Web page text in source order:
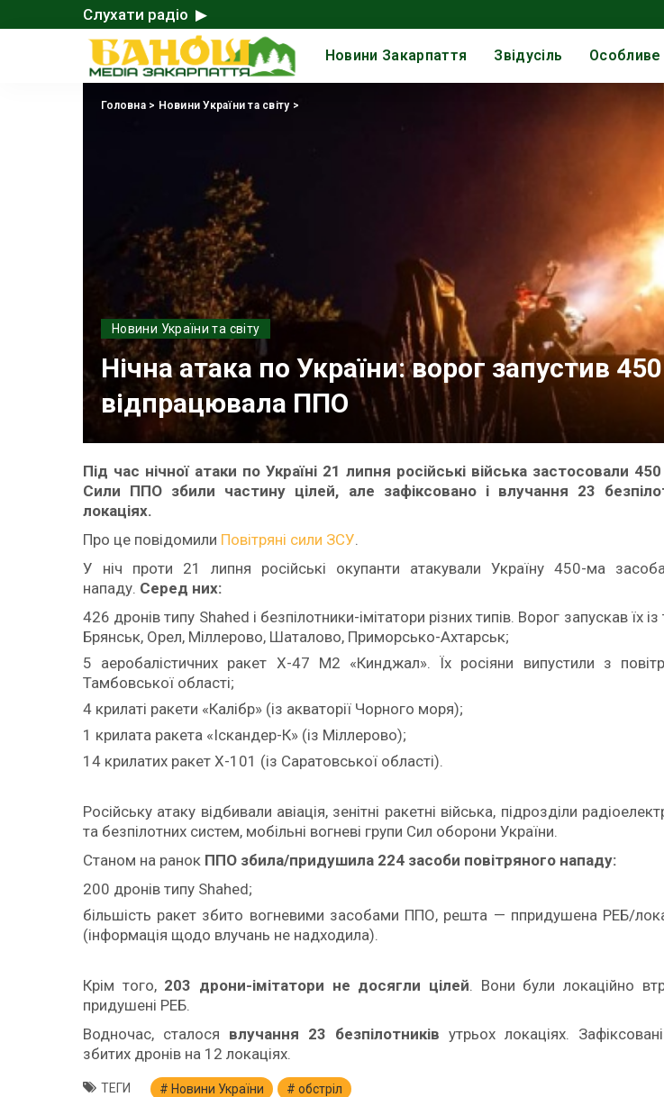
Слухати радіо ▶
Новини Закарпаття Звідусіль Особливе
Головна> Новини України та світу>
Новини України та світу
Нічна атака по України: ворог запустив
відпрацювала ППО
Під час нічної атаки по Україні 21 липня російські війська застосовали
Сили ППО збили частину цілей, але зафіксовано і влучання 23
локаціях.
Про це повідомили Повітряні сили ЗСУ.
У ніч проти 21 липня російські окупанти атакували Україну 450-ма
нападу. Серед них:
426 дронів типу Shahed і безпілотники-імітатори різних типів. Ворог запускав їх
Брянськ, Орел, Міллерово, Шаталово, Приморсько-Ахтарськ;
5 аеробалістичних ракет Х-47 М2 «Кинджал». Їх росіяни випустили з
Тамбовської області;
4 крилаті ракети «Калібр» (із акваторії Чорного моря);
1 крилата ракета «Іскандер-К» (із Міллерово);
14 крилатих ракет Х-101 (із Саратовської області).
Російську атаку відбивали авіація, зенітні ракетні війська, підрозділи
та безпілотних систем, мобільні вогневі групи Сил оборони України.
Станом на ранок ППО збила/придушила 224 засоби повітряного нападу:
200 дронів типу Shahed;
більшість ракет збито вогневими засобами ППО, решта — ппридушена РЕБ/
(інформація щодо влучань не надходила).
Крім того, 203 дрони-імітатори не досягли цілей. Вони були локаційно
придушені РЕБ.
Водночас, сталося влучання 23 безпілотників утрьох локаціях.
збитих дронів на 12 локаціях.
ТЕГИ Новини України обстріл